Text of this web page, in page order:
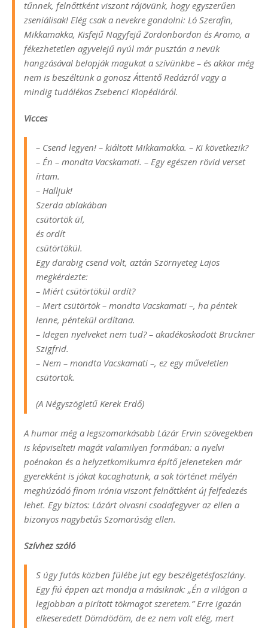
tűnnek, felnőttként viszont rájövünk, hogy egyszerűen
zseniálisak! Elég csak a nevekre gondolni: Ló Szerafin,
Mikkamakka, Kisfejű Nagyfejű Zordonbordon és Aromo, a
fékezhetetlen agyvelejű nyúl már pusztán a nevük
hangzásával belopják magukat a szívünkbe – és akkor még
nem is beszéltünk a gonosz Áttentő Redázról vagy a
mindig tudálékos Zsebenci Klopédiáról.
Vicces
– Csend legyen! – kiáltott Mikkamakka. – Ki következik?
– Én – mondta Vacskamati. – Egy egészen rövid verset
írtam.
– Halljuk!
Szerda ablakában
csütörtök ül,
és ordít
csütörtökül.
Egy darabig csend volt, aztán Szörnyeteg Lajos
megkérdezte:
– Miért csütörtökül ordít?
– Mert csütörtök – mondta Vacskamati –, ha péntek
lenne, péntekül ordítana.
– Idegen nyelveket nem tud? – akadékoskodott Bruckner
Szigfrid.
– Nem – mondta Vacskamati –, ez egy műveletlen
csütörtök.
(A Négyszögletű Kerek Erdő)
A humor még a legszomorkásabb Lázár Ervin szövegekben
is képviselteti magát valamilyen formában: a nyelvi
poénokon és a helyzetkomikumra építő jeleneteken már
gyerekként is jókat kacaghatunk, a sok történet mélyén
meghúzódó finom irónia viszont felnőttként új felfedezés
lehet. Egy biztos: Lázárt olvasni csodafegyver az ellen a
bizonyos nagybetűs Szomorúság ellen.
Szívhez szóló
S úgy futás közben fülébe jut egy beszélgetésfoszlány.
Egy fiú éppen azt mondja a másiknak: „Én a világon a
legjobban a pirított tökmagot szeretem.” Erre igazán
elkeseredett Dömdödöm, de ez nem volt elég, mert